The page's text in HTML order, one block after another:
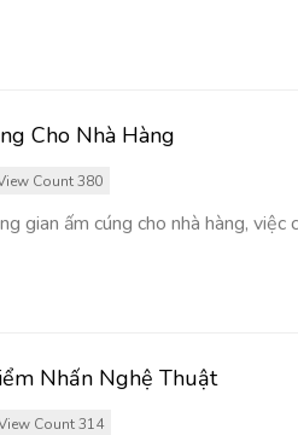
Cho Nhà Hàng
Count 380
gian ấm cúng cho nhà hàng,
Nhấn Nghệ Thuật
Count 314